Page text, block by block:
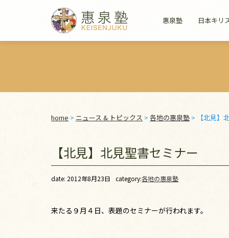
惠泉塾 日本キリ
home > ニュース & トピックス > 各地の惠泉塾 > 【北見】
【北見】北見聖書セミナー
date: 2012年8月23日 category:各地の惠泉塾
来たる９月４日、表題のセミナーが行われます。